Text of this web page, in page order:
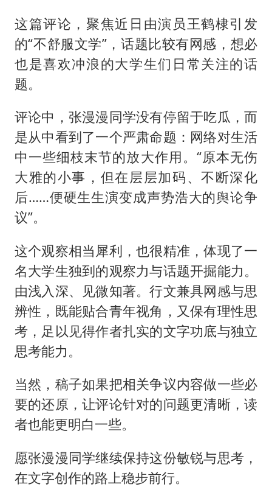
这篇评论，聚焦近日由演员王鹤棣引发
的“不舒服文学”，话题比较有网感，想必
也是喜欢冲浪的大学生们日常关注的话
题。
评论中，张漫漫同学没有停留于吃瓜，而
是从中看到了一个严肃命题：网络对生活
中一些细枝末节的放大作用。“原本无伤
大雅的小事，但在层层加码、不断深化
后……便硬生生演变成声势浩大的舆论争
议”。
这个观察相当犀利，也很精准，体现了一
名大学生独到的观察力与话题开掘能力。
由浅入深、见微知著。行文兼具网感与思
辨性，既能贴合青年视角，又保有理性思
考，足以见得作者扎实的文字功底与独立
思考能力。
当然，稿子如果把相关争议内容做一些必
要的还原，让评论针对的问题更清晰，读
者也能更明白一些。
愿张漫漫同学继续保持这份敏锐与思考，
在文字创作的路上稳步前行。